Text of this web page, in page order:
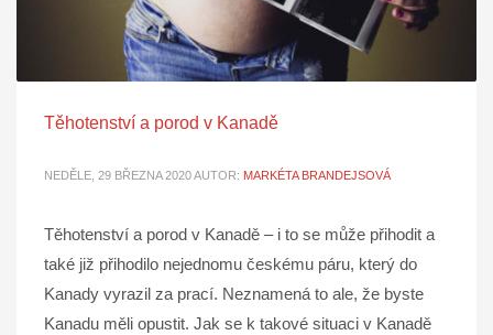
Těhotenství a porod v Kanadě
NEDĚLE, 29 BŘEZNA 2020AUTOR: MARKÉTA BRANDEJSOVÁ
Těhotenství a porod v Kanadě – i to se může přihodit a
také již přihodilo nejednomu českému páru, který do
Kanady vyrazil za prací. Neznamená to ale, že byste
Kanadu měli opustit. Jak se k takové situaci v Kanadě